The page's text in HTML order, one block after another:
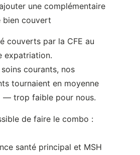
une complémentaire
bien couvert
couverts par la CFE au
expatriation.
courants, nos
tournaient en moyenne
— trop faible pour nous.
de faire le combo :
santé principal et MSH